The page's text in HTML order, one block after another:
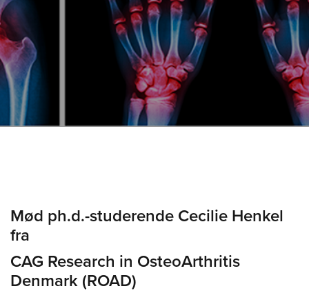
Mød ph.d.-studerende Cecilie Henkel
fra
CAG Research in OsteoArthritis
Denmark (ROAD)